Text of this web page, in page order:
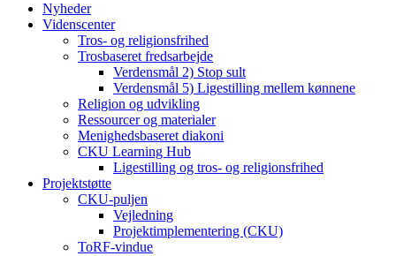
Nyheder
Videnscenter
Tros- og religionsfrihed
Trosbaseret fredsarbejde
Verdensmål 2) Stop sult
Verdensmål 5) Ligestilling mellem kønnene
Religion og udvikling
Ressourcer og materialer
Menighedsbaseret diakoni
CKU Learning Hub
Ligestilling og tros- og religionsfrihed
Projektstøtte
CKU-puljen
Vejledning
Projektimplementering (CKU)
ToRF-vindue